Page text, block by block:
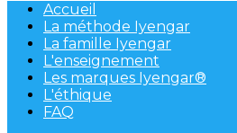
Accueil
La méthode Iyengar
La famille Iyengar
L'enseignement
Les marques Iyengar®
L'éthique
FAQ